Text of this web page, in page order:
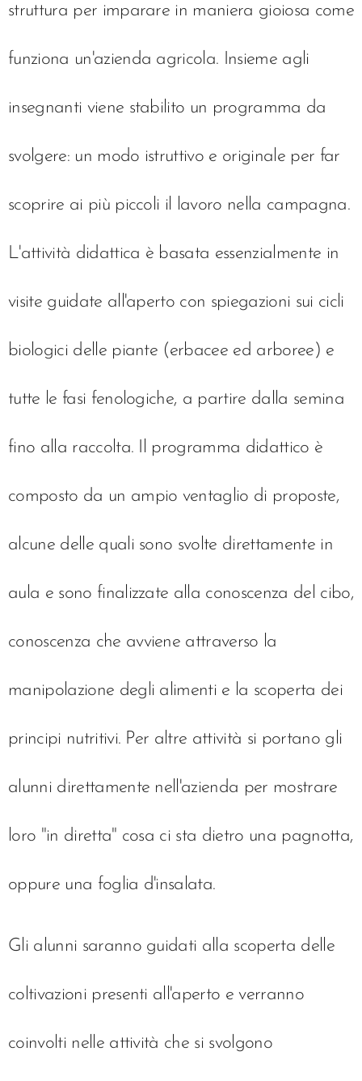
struttura per imparare in maniera gioiosa come
funziona un'azienda agricola. Insieme agli
insegnanti viene stabilito un programma da
svolgere: un modo istruttivo e originale per far
scoprire ai più piccoli il lavoro nella campagna.
L'attività didattica è basata essenzialmente in
visite guidate all'aperto con spiegazioni sui cicli
biologici delle piante (erbacee ed arboree) e
tutte le fasi fenologiche, a partire dalla semina
fino alla raccolta. Il programma didattico è
composto da un ampio ventaglio di proposte,
alcune delle quali sono svolte direttamente in
aula e sono finalizzate alla conoscenza del cibo,
conoscenza che avviene attraverso la
manipolazione degli alimenti e la scoperta dei
principi nutritivi. Per altre attività si portano gli
alunni direttamente nell'azienda per mostrare
loro "in diretta" cosa ci sta dietro una pagnotta,
oppure una foglia d'insalata.
Gli alunni saranno guidati alla scoperta delle
coltivazioni presenti all'aperto e verranno
coinvolti nelle attività che si svolgono